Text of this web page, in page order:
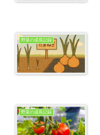
野菜の成長記録
野菜の成長記録